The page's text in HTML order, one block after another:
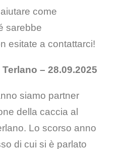
come
sarebbe
esitate a contattarci!
– 28.09.2025
siamo partner
della caccia al
Lo scorso anno
di cui si è parlato